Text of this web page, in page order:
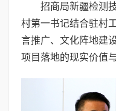
招商局新疆检测
村第一书记结合驻村
言推广、文化阵地建
项目落地的现实价值